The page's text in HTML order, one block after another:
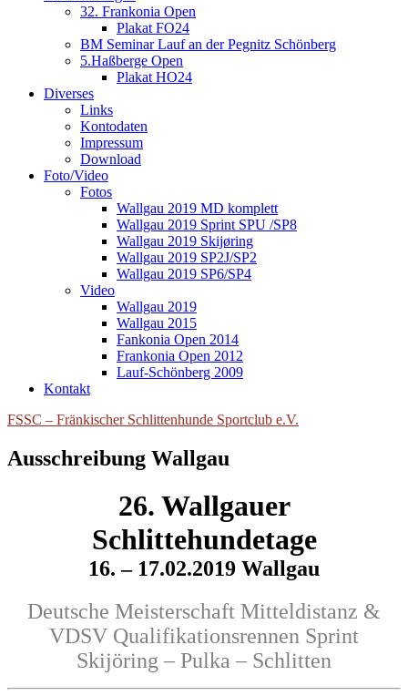
32. Frankonia Open
Plakat FO24
BM Seminar Lauf an der Pegnitz Schönberg
5.Haßberge Open
Plakat HO24
Diverses
Links
Kontodaten
Impressum
Download
Foto/Video
Fotos
Wallgau 2019 MD komplett
Wallgau 2019 Sprint SPU /SP8
Wallgau 2019 Skijøring
Wallgau 2019 SP2J/SP2
Wallgau 2019 SP6/SP4
Video
Wallgau 2019
Wallgau 2015
Fankonia Open 2014
Frankonia Open 2012
Lauf-Schönberg 2009
Kontakt
FSSC – Fränkischer Schlittenhunde Sportclub e.V.
Ausschreibung Wallgau
26. Wallgauer
Schlittehundetage
16. – 17.02.2019 Wallgau
Deutsche Meisterschaft Mitteldistanz &
VDSV Qualifikationsrennen Sprint
Skijöring – Pulka – Schlitten